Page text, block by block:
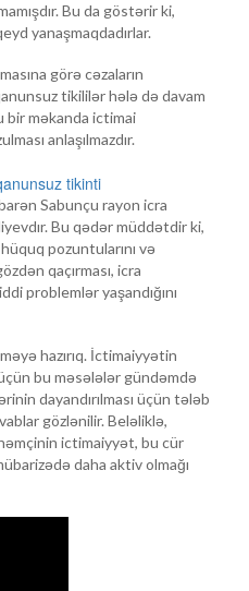
Bu da göstərir ki,
yanaşmaqdadırlar.
görə cəzaların
tikililər hələ də davam
bir məkanda ictimai
anlaşılmazdır.
Sabunçu rayon icra
Bu qədər müddətdir ki,
pozuntularını və
qaçırması, icra
problemlər yaşandığını
hazırıq. İctimaiyyətin
bu məsələlər gündəmdə
dayandırılması üçün tələb
gözlənilir. Beləliklə,
ictimaiyyət, bu cür
daha aktiv olmağı